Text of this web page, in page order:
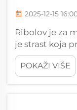
2025-12-15
Ribolov je za
je strast koja
mirnih
dinamičnih
Ključ
POKAŽI VIŠE